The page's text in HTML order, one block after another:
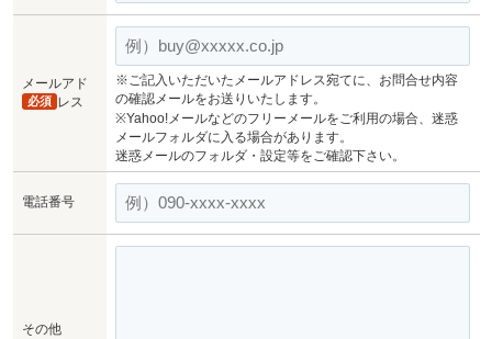
メールアド
レス
必須
※ご記入いただいたメールアドレス宛てに、お問合せ内容
の確認メールをお送りいたします。
※Yahoo!メールなどのフリーメールをご利用の場合、迷惑
メールフォルダに入る場合があります。
迷惑メールのフォルダ・設定等をご確認下さい。
電話番号
その他